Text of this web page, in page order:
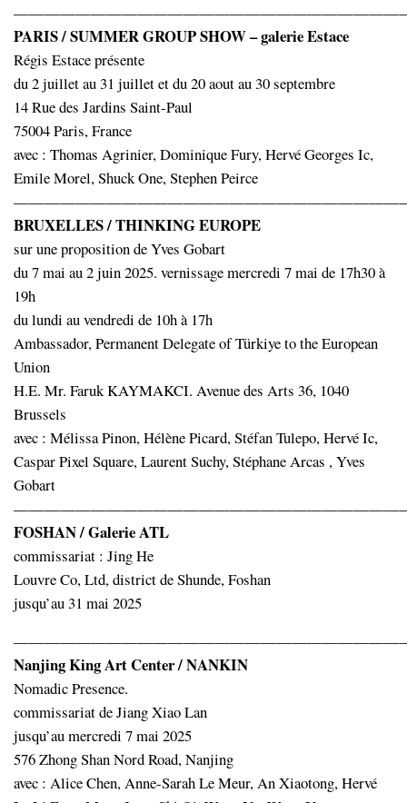
PARIS / SUMMER GROUP SHOW – galerie Estace
Régis Estace présente
du 2 juillet au 31 juillet et du 20 aout au 30 septembre
14 Rue des Jardins Saint-Paul
75004 Paris, France
avec : Thomas Agrinier, Dominique Fury, Hervé Georges Ic,
Emile Morel, Shuck One, Stephen Peirce
BRUXELLES / THINKING EUROPE
sur une proposition de Yves Gobart
du 7 mai au 2 juin 2025. vernissage mercredi 7 mai de 17h30 à
19h
du lundi au vendredi de 10h à 17h
Ambassador, Permanent Delegate of Türkiye to the European
Union
H.E. Mr. Faruk KAYMAKCI. Avenue des Arts 36, 1040
Brussels
avec : Mélissa Pinon, Hélène Picard, Stéfan Tulepo, Hervé Ic,
Caspar Pixel Square, Laurent Suchy, Stéphane Arcas , Yves
Gobart
FOSHAN / Galerie ATL
commissariat : Jing He
Louvre Co, Ltd, district de Shunde, Foshan
jusqu’au 31 mai 2025
Nanjing King Art Center / NANKIN
Nomadic Presence.
commissariat de Jiang Xiao Lan
jusqu’au mercredi 7 mai 2025
576 Zhong Shan Nord Road, Nanjing
avec : Alice Chen, Anne-Sarah Le Meur, An Xiaotong, Hervé